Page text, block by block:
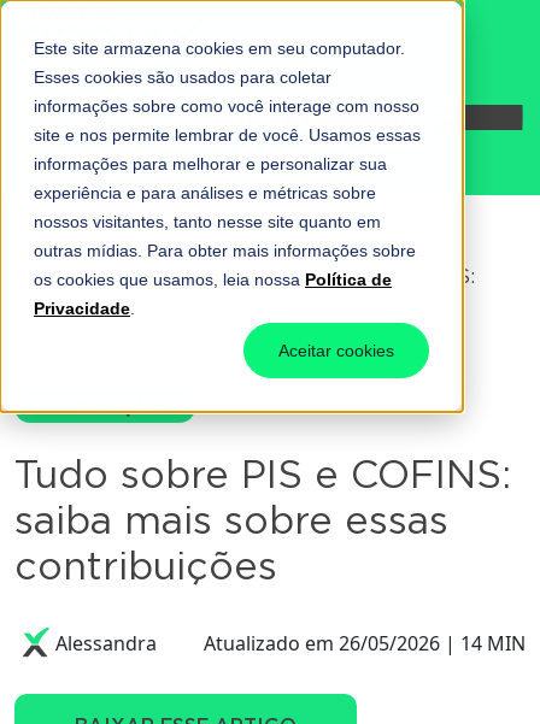
Este site armazena cookies em seu computador.
Esses cookies são usados para coletar
informações sobre como você interage com nosso
site e nos permite lembrar de você. Usamos essas
informações para melhorar e personalizar sua
experiência e para análises e métricas sobre
nossos visitantes, tanto nesse site quanto em
outras mídias. Para obter mais informações sobre
os cookies que usamos, leia nossa Política de
Privacidade
Aceitar cookies
Fale conosco
Home-Tributação- Tudo sobre PIS e COFINS:
saiba mais sobre essas contribuições
Tributação
Tudo sobre PIS e COFINS:
saiba mais sobre essas
contribuições
Alessandra Atualizado em 26/05/2026 | 14 MIN